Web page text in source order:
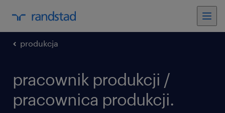
produkcja
pracownik produkcji /
pracownica produkcji.